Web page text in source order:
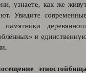
узнаете, как же
Увидите
и